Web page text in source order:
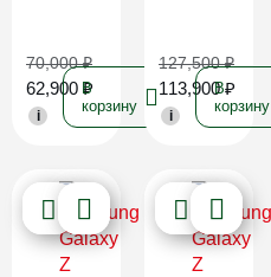
70,000₽
62,900 ₽
i
В
корзину
127,500₽
113,900₽
i
В
корзину